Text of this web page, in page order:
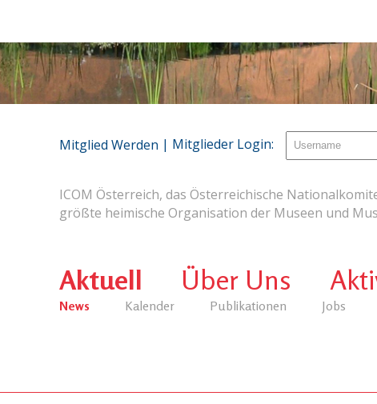
ICOM Österreich, das Österreichische
größte heimische Organisation der Museen und
Aktuell
News Kalender Publikationen Jobs
Über Uns
Mitglied Werden | Mitglieder Login: